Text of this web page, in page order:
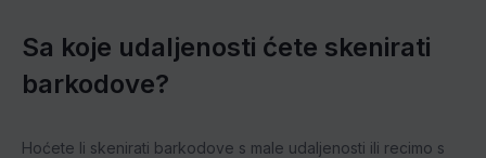
Sa koje udaljenosti ćete skenirati
barkodove?
Hoćete li skenirati barkodove s male udaljenosti ili recimo s